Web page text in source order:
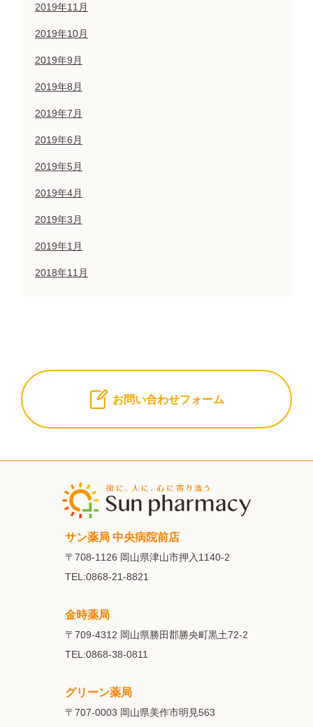
2019年11月
2019年10月
2019年9月
2019年8月
2019年7月
2019年6月
2019年5月
2019年4月
2019年3月
2019年1月
2018年11月
お問い合わせフォーム
サン薬局 中央病院前店
〒708-1126 岡山県津山市押入1140-2
TEL:0868-21-8821
金時薬局
〒709-4312 岡山県勝田郡勝央町黒土72-2
TEL:0868-38-0811
グリーン薬局
〒707-0003 岡山県美作市明見563